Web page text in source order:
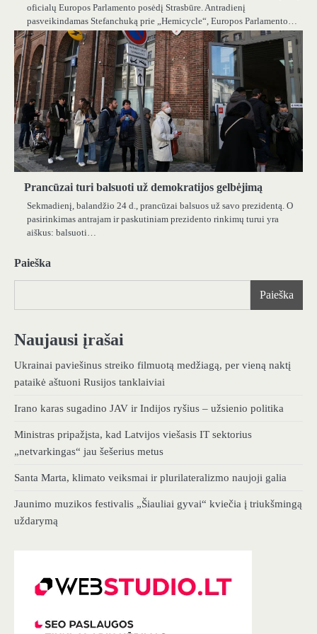
oficialų Europos Parlamento posėdį Strasbūre. Antradienį
pasveikindamas Stefanchuką prie „Hemicycle“, Europos Parlamento…
Prancūzai turi balsuoti už demokratijos gelbėjimą
Sekmadienį, balandžio 24 d., prancūzai balsuos už savo prezidentą. O
pasirinkimas antrajam ir paskutiniam prezidento rinkimų turui yra
aiškus: balsuoti…
Paieška
Paieška
Naujausi įrašai
Ukrainai paviešinus streiko filmuotą medžiagą, per vieną naktį
pataikė aštuoni Rusijos tanklaiviai
Irano karas sugadino JAV ir Indijos ryšius – užsienio politika
Ministras pripažįsta, kad Latvijos viešasis IT sektorius
„netvarkingas“ jau šešerius metus
Santa Marta, klimato veiksmai ir plurilateralizmo naujoji galia
Jaunimo muzikos festivalis „Šiauliai gyvai“ kviečia į triukšmingą
uždarymą